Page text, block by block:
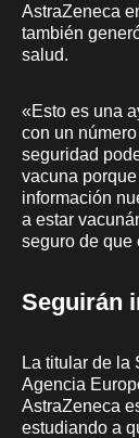
AstraZeneca
también
salud.
«Esto es una
con un
seguridad
vacuna
información
a estar
seguro de que
Seguirán
La titular de la
Agencia
AstraZeneca
estudiando a